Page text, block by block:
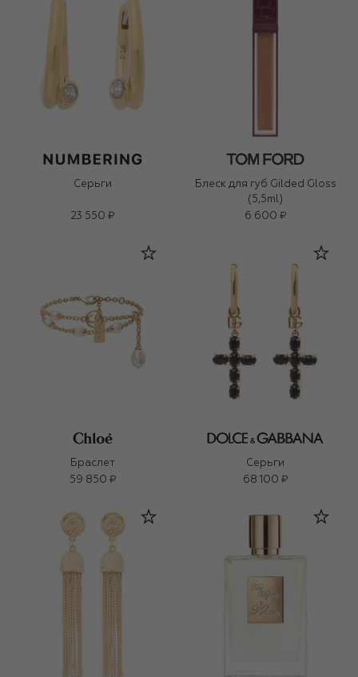
Серьги
23 550 ₽
Блеск для губ Gilded Gloss
(5,5ml)
6 600 ₽
Браслет
59 850 ₽
Серьги
68 100 ₽